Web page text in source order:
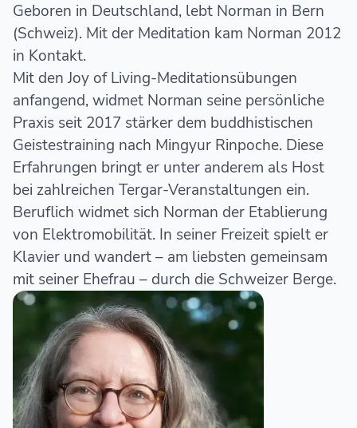
Geboren in Deutschland, lebt Norman in Bern
(Schweiz). Mit der Meditation kam Norman 2012
in Kontakt.
Mit den Joy of Living-Meditationsübungen
anfangend, widmet Norman seine persönliche
Praxis seit 2017 stärker dem buddhistischen
Geistestraining nach Mingyur Rinpoche. Diese
Erfahrungen bringt er unter anderem als Host
bei zahlreichen Tergar-Veranstaltungen ein.
Beruflich widmet sich Norman der Etablierung
von Elektromobilität. In seiner Freizeit spielt er
Klavier und wandert – am liebsten gemeinsam
mit seiner Ehefrau – durch die Schweizer Berge.